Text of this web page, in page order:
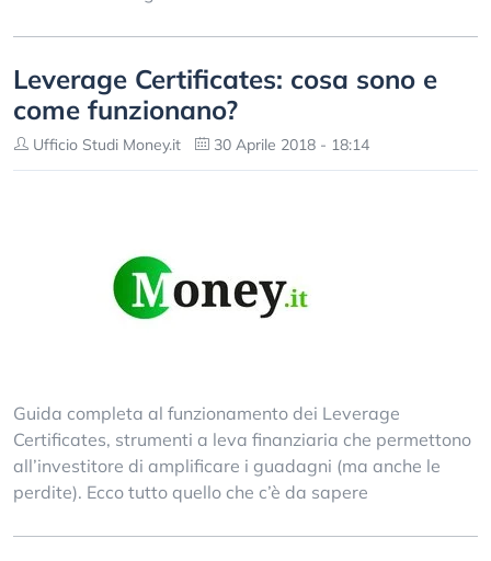
Leverage Certificates: cosa sono e
come funzionano?
Ufficio Studi Money.it 30 Aprile 2018 - 18:14
Guida completa al funzionamento dei Leverage
Certificates, strumenti a leva finanziaria che permettono
all’investitore di amplificare i guadagni (ma anche le
perdite). Ecco tutto quello che c’è da sapere